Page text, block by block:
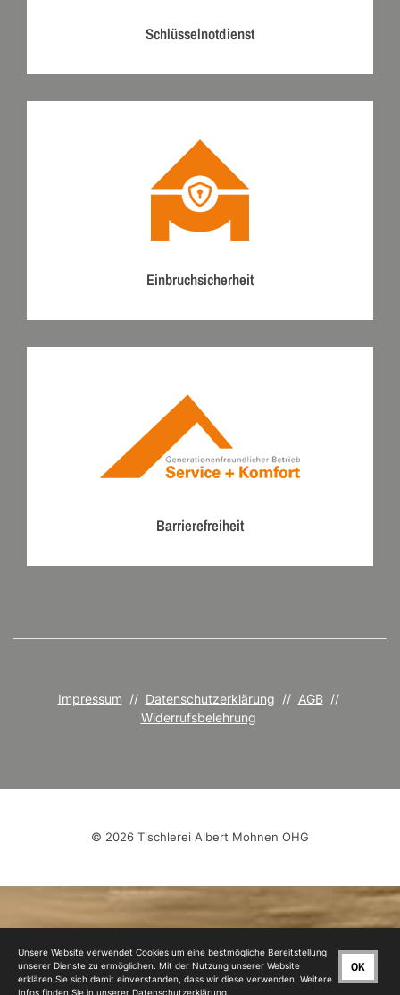
Schlüsselnotdienst
Einbruchsicherheit
Barrierefreiheit
Impressum // Datenschutzerklärung // AGB//
Widerrufsbelehrung
© 2026 Tischlerei Albert Mohnen OHG
OK
Unsere Website verwendet Cookies um eine bestmögliche Bereitstellung
unserer Dienste zu ermöglichen. Mit der Nutzung unserer Website
erklären Sie sich damit einverstanden, dass wir diese verwenden. Weitere
Infos finden Sie in unserer Datenschutzerklärung.